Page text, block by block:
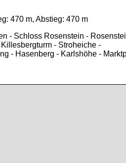
470 m, Abstieg: 470 m
- Schloss Rosenstein -
- Stroheiche -
- Hasenberg - Karlshöhe -